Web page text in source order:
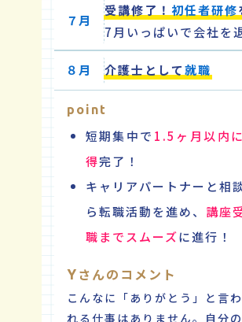
７月
受講修了！ 初任者研修
7月いっぱいで会社を
８月 介護士として就職
point
短期集中で 1.5ヶ月以内
得完了！
キャリアパートナーと相
ら転職活動を進め、 講座
職までスムーズに進行！
Y さんのコメント
こんなに「ありがとう」と言わ
れる仕事はありません。自分の